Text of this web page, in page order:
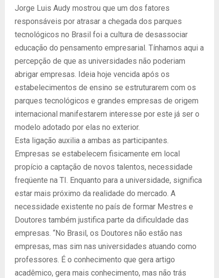
Jorge Luis Audy mostrou que um dos fatores
responsáveis por atrasar a chegada dos parques
tecnológicos no Brasil foi a cultura de desassociar
educação do pensamento empresarial. Tínhamos aqui a
percepção de que as universidades não poderiam
abrigar empresas. Ideia hoje vencida após os
estabelecimentos de ensino se estruturarem com os
parques tecnológicos e grandes empresas de origem
internacional manifestarem interesse por este já ser o
modelo adotado por elas no exterior.
Esta ligação auxilia a ambas as participantes.
Empresas se estabelecem fisicamente em local
propício a captação de novos talentos, necessidade
freqüente na TI. Enquanto para a universidade, significa
estar mais próximo da realidade do mercado. A
necessidade existente no país de formar Mestres e
Doutores também justifica parte da dificuldade das
empresas. “No Brasil, os Doutores não estão nas
empresas, mas sim nas universidades atuando como
professores. É o conhecimento que gera artigo
acadêmico, gera mais conhecimento, mas não trás